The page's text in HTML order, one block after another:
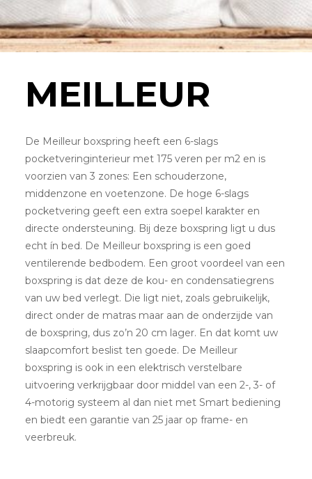
MEILLEUR
De Meilleur boxspring heeft een 6-slags
pocketveringinterieur met 175 veren per m2 en is
voorzien van 3 zones: Een schouderzone,
middenzone en voetenzone. De hoge 6-slags
pocketvering geeft een extra soepel karakter en
directe ondersteuning. Bij deze boxspring ligt u dus
echt ín bed. De Meilleur boxspring is een goed
ventilerende bedbodem. Een groot voordeel van een
boxspring is dat deze de kou- en condensatiegrens
van uw bed verlegt. Die ligt niet, zoals gebruikelijk,
direct onder de matras maar aan de onderzijde van
de boxspring, dus zo’n 20 cm lager. En dat komt uw
slaapcomfort beslist ten goede. De Meilleur
boxspring is ook in een elektrisch verstelbare
uitvoering verkrijgbaar door middel van een 2-, 3- of
4-motorig systeem al dan niet met Smart bediening
en biedt een garantie van 25 jaar op frame- en
veerbreuk.